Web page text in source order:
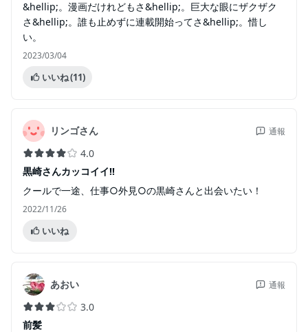
&hellip;。漫画だけれどもさ&hellip;。巨大な眼にザクザク
さ&hellip;。誰も止めずに連載開始ってさ&hellip;。惜し
い。
2023/03/04
いいね(11)
リンゴさん 通報
4.0
黒崎さんカッコイイ!!
クールで一途、仕事○外見○の黒崎さんと出会いたい！
2022/11/26
いいね
あおい 通報
3.0
前髪